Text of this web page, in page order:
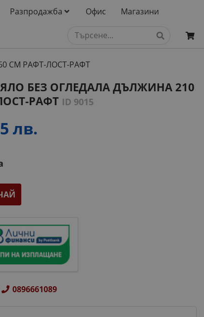
Разпродажба Офис Магазини
СМ РАФТ-ЛОСТ-РАФТ
БЕЗ ОГЛЕДАЛА ДЪЛЖИНА 210
РАФТ ID 9015
лв.
0896661089